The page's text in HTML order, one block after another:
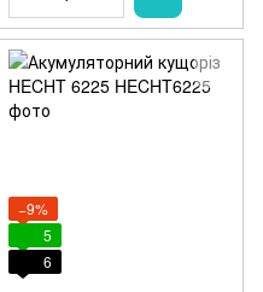
−9%
5
6